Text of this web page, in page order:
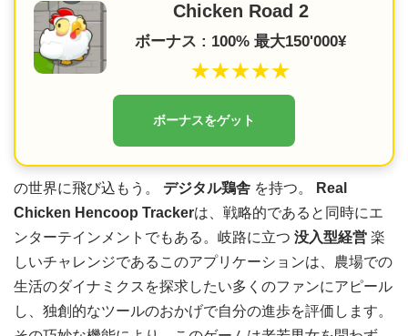
Chicken Road 2
ボーナス : 100% 最大150'000¥
★★★★★
ボーナスをゲット
の世界に飛び込もう。 デジタル鶏舎 を持つ。
Real
Chicken Hencoop Trackerは、戦略的であると同時にエ
ンターテインメントでもある。岐路に立つ 没入型経営 楽
しいチャレンジであるこのアプリケーションは、農場での
生活のダイナミクスを探求したい多くのファンにアピール
し、独創的なツールのおかげで自分の進歩を評価します。